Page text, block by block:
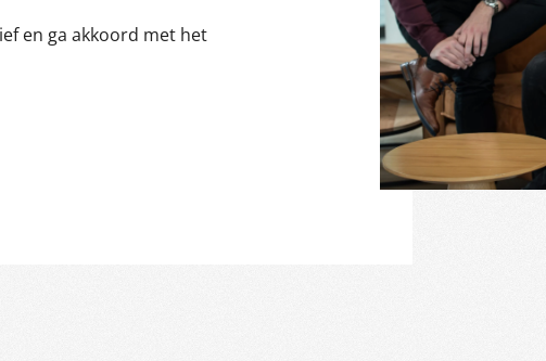
en ga akkoord met het